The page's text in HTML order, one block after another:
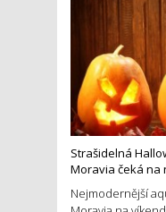
Strašidelná
Moravia čeká na
Nejmodernější